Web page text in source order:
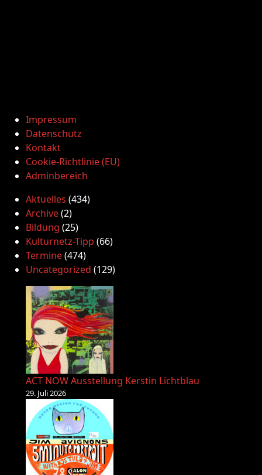
Impressum
Datenschutz
Kontakt
Cookie-Richtlinie (EU)
Adminbereich
Aktuelles (434)
Archive(2)
Bildung (25)
Kulturnetz-Tipp (66)
Termine(474)
Uncategorized (129)
ACT NOW Ausstellung Kerstin Lichtblau
29. Juli 2026